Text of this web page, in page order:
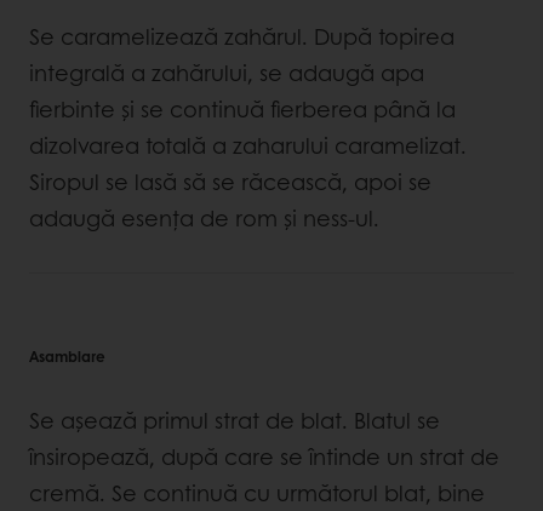
Se caramelizează zahărul. După topirea
integrală a zahărului, se adaugă apa
fierbinte și se continuă fierberea până la
dizolvarea totală a zaharului caramelizat.
Siropul se lasă să se răcească, apoi se
adaugă esența de rom și ness-ul.
Asamblare
Se așează primul strat de blat. Blatul se
însiropează, după care se întinde un strat de
cremă. Se continuă cu următorul blat, bine